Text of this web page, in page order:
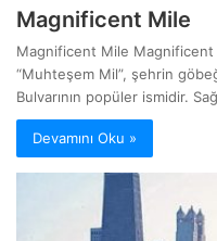
Magnificent Mile
Magnificent Mile
“Muhteşem Mil”, şehrin
Bulvarının popüler ismidir.
Devamını Oku »